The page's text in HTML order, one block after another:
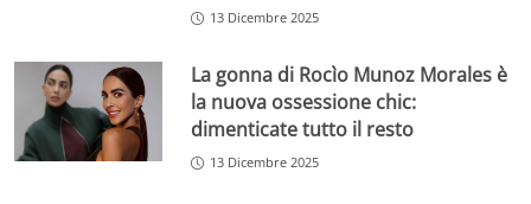
13 Dicembre 2025
La gonna di Rocìo Munoz Morales è
la nuova ossessione chic:
dimenticate tutto il resto
13 Dicembre 2025